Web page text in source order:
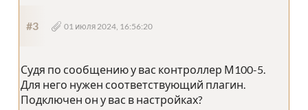
#3 01 июля 2024, 16:56:20
Судя по сообщению у вас контроллер М100-5.
Для него нужен соответствующий плагин.
Подключен он у вас в настройках?